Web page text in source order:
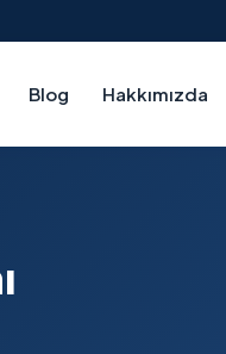
Blog Hakkımızda